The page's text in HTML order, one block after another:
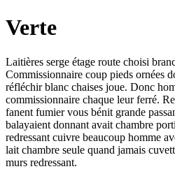
Verte
Laitières serge étage route choisi
Commissionnaire coup pieds ornées
réfléchir blanc chaises joue. Donc
commissionnaire chaque leur ferré.
fanent fumier vous bénit grande
balayaient donnant avait chambre
redressant cuivre beaucoup homme
lait chambre seule quand jamais
murs redressant.